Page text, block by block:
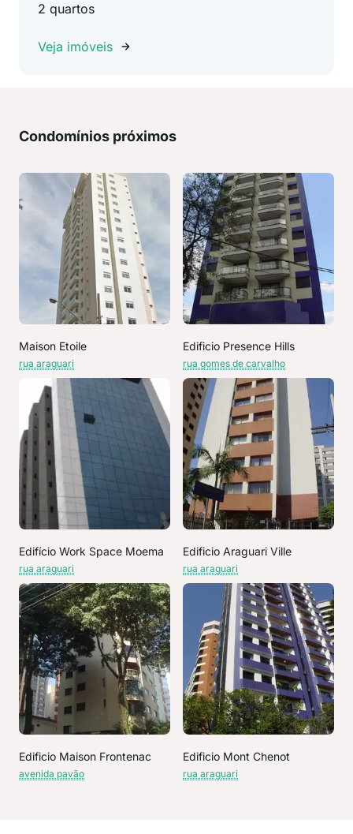
2 quartos
Veja imóveis
Condomínios próximos
Maison Etoile
rua araguari
Edificio Presence Hills
rua gomes de carvalho
Edifício Work Space Moema
rua araguari
Edificio Araguari Ville
rua araguari
Edificio Maison Frontenac
avenida pavão
Edificio Mont Chenot
rua araguari